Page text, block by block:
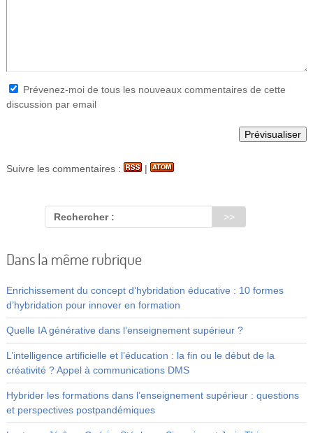
Prévenez-moi de tous les nouveaux commentaires de cette
discussion par email
Suivre les commentaires : |
Rechercher :
Dans la même rubrique
Enrichissement du concept d’hybridation éducative : 10 formes
d’hybridation pour innover en formation
Quelle IA générative dans l’enseignement supérieur ?
L’intelligence artificielle et l’éducation : la fin ou le début de la
créativité ? Appel à communications DMS
Hybrider les formations dans l’enseignement supérieur : questions
et perspectives postpandémiques